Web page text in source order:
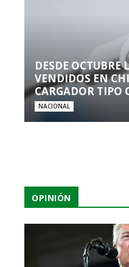
DESDE OCTUBRE
VENDIDOS EN
CARGADOR TIPO
NACIONAL
OPINIÓN